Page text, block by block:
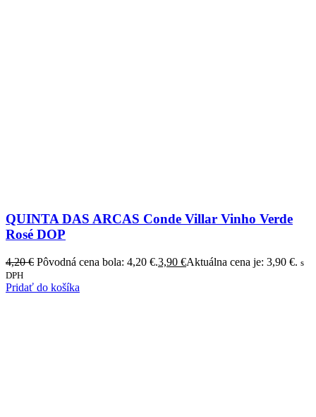
QUINTA DAS ARCAS Conde Villar Vinho Verde
Rosé DOP
4,20€ Pôvodná cena bola: 4,20 €.3,90 €Aktuálna cena je: 3,90 €. s
DPH
Pridať do košíka